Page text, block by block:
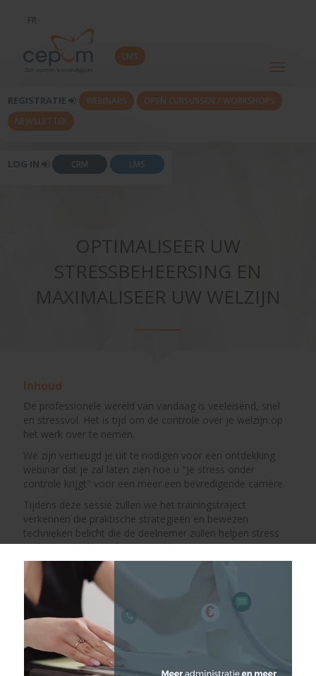
FR
REGISTRATIE WEBINARS
OPEN CURSUSSEN / WORKSHOPS
NEWSLETTER
LOG IN CRM LMS
Toggle
LMS
OPTIMALISEER UW
STRESSBEHEERSING EN
MAXIMALISEER UW WELZIJN
Inhoud
De professionele wereld van vandaag is veeleisend, snel
en stressvol. Het is tijd om de controle over je welzijn op
het werk over te nemen.
We zijn verheugd je uit te nodigen voor een ontdekking
webinar dat je zal laten zien hoe u "Je stress onder
controle krijgt" voor een meer een bevredigende carrière.
Tijdens deze sessie zullen we het trainingstraject
verkennen die praktische strategieën en bewezen
technieken belicht die de deelnemer zullen helpen stress
op het werk effectief aan te pakken.
Hieronder een overzicht van wat je kan verwachten tijdens
deze live-webinar:
• Tips om de bronnen van stress op het werk te
identificeren en te begrijpen
• Tijdsbeheertechnieken om de productiviteit te
optimaliseren en efficiëntie te vergroten
• Ontspanningsmethoden om stress te